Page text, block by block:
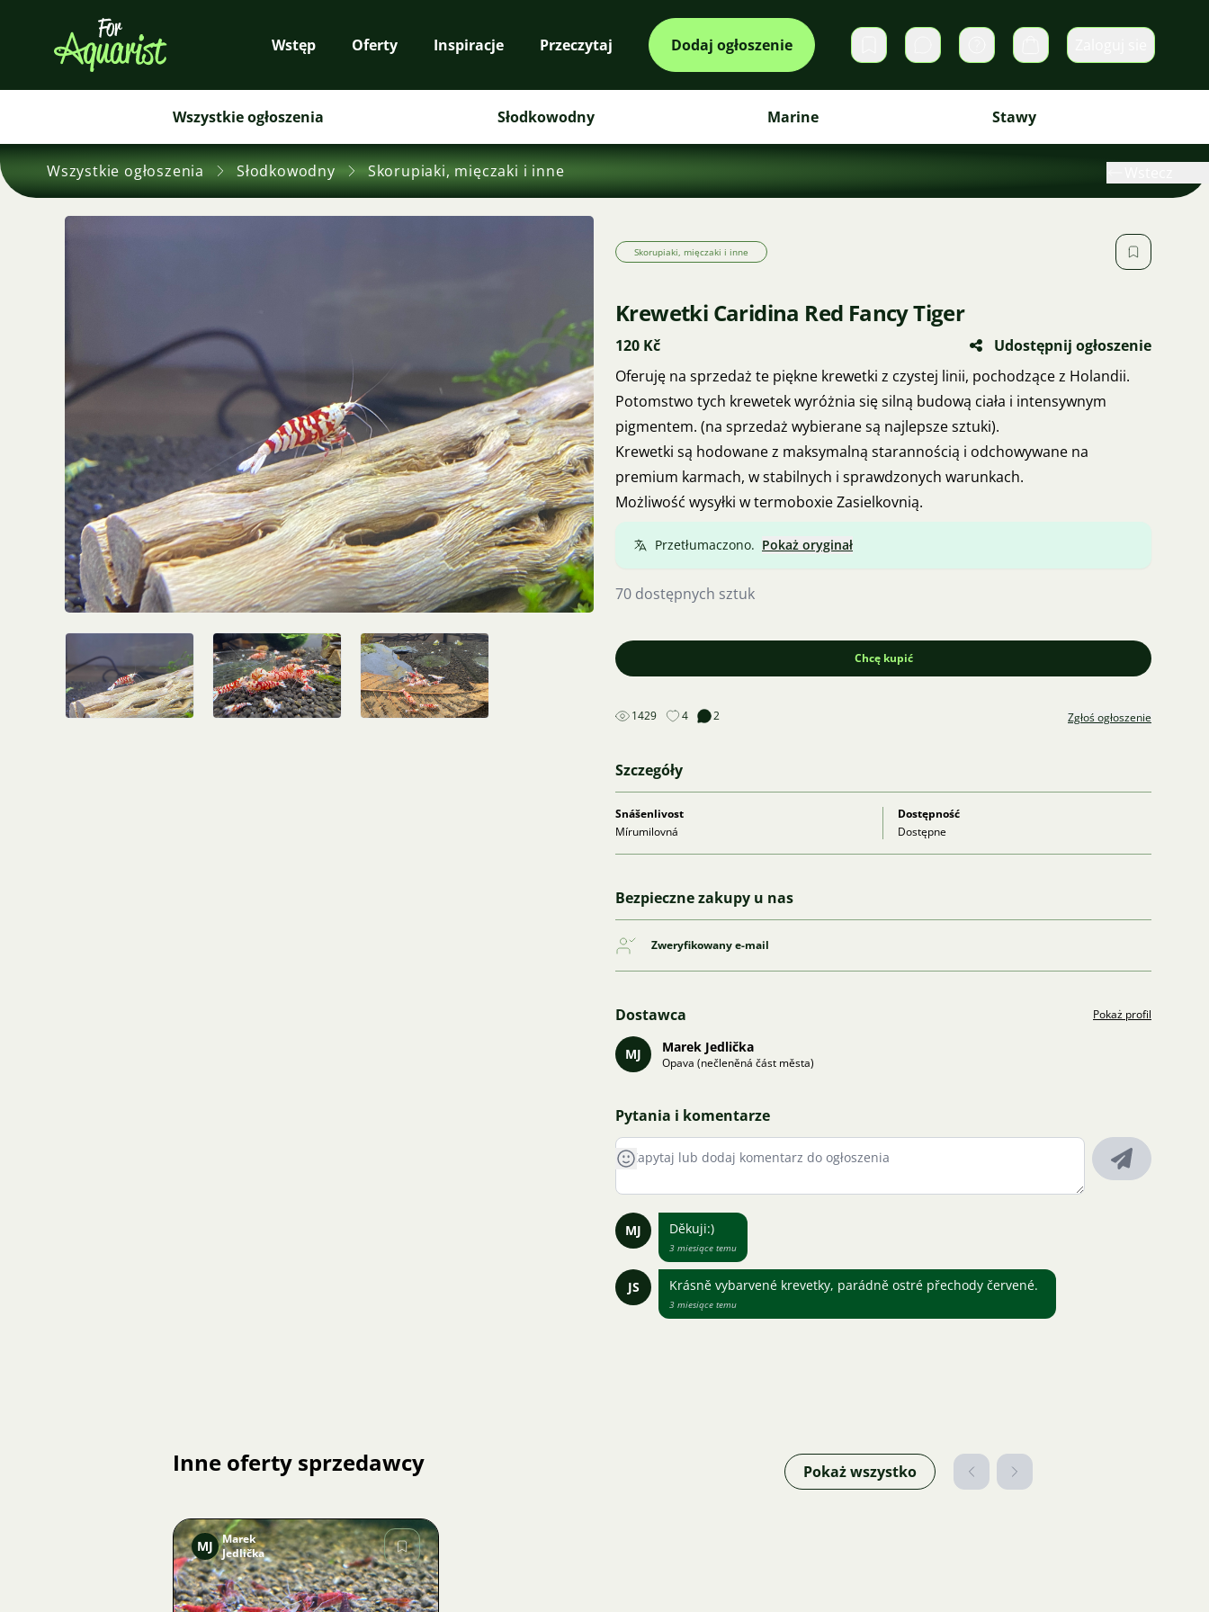
Wstęp Oferty Inspiracje Przeczytaj Dodaj ogłoszenie Prywatne wiadomości
Koszyk
Wszystkie ogłoszenia Słodkowodny Marine Stawy
Wszystkie ogłoszenia Słodkowodny Skorupiaki, mięczaki i inne
Skorupiaki, mięczaki i inne
Krewetki Caridina Red Fancy Tiger
120 Kč
Udostępnij ogłoszenie
Oferuję na sprzedaż te piękne krewetki z czystej linii, pochodzące z Holandii.
Potomstwo tych krewetek wyróżnia się silną budową ciała i intensywnym
pigmentem. (na sprzedaż wybierane są najlepsze sztuki).
Krewetki są hodowane z maksymalną starannością i odchowywane na
premium karmach, w stabilnych i sprawdzonych warunkach.
Możliwość wysyłki w termoboxie Zasielkovnią.
Przetłumaczono. Pokaż oryginał
70 dostępnych sztuk
Chcę kupić
1429 4 2 Zgłoś ogłoszenie
Szczegóły
Snášenlivost
Mírumilovná
Dostępność
Dostępne
Bezpieczne zakupy u nas
Zweryfikowany e-mail
Dostawca Pokaż profil
MJ Marek Jedlička
Opava (nečleněná část města)
Pytania i komentarze
MJ Děkuji:)
3 miesiące temu
JS Krásně vybarvené krevetky, parádně ostré přechody červené.
3 miesiące temu
Inne oferty sprzedawcy Pokaż wszystko
MJ
Marek
Jedlička